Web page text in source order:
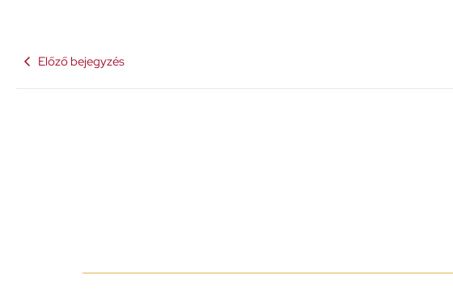
Előző bejegyzés